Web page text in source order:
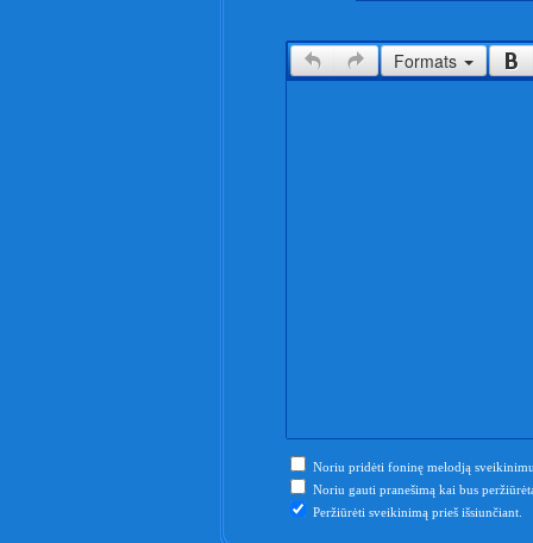
Formats
Noriu pridėti foninę melodją
Noriu gauti pranešimą kai bus
Peržiūrėti sveikinimą prieš išsiunčiant.